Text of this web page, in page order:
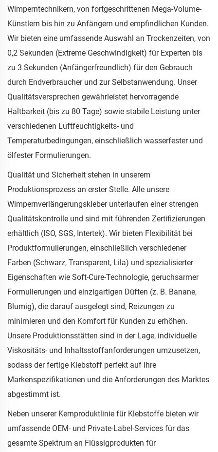
Wimperntechnikern, von fortgeschrittenen Mega-Volume-
Künstlern bis hin zu Anfängern und empfindlichen Kunden.
Wir bieten eine umfassende Auswahl an Trockenzeiten, von
0,2 Sekunden (Extreme Geschwindigkeit) für Experten bis
zu 3 Sekunden (Anfängerfreundlich) für den Gebrauch
durch Endverbraucher und zur Selbstanwendung. Unser
Qualitätsversprechen gewährleistet hervorragende
Haltbarkeit (bis zu 80 Tage) sowie stabile Leistung unter
verschiedenen Luftfeuchtigkeits- und
Temperaturbedingungen, einschließlich wasserfester und
ölfester Formulierungen.
Qualität und Sicherheit stehen in unserem
Produktionsprozess an erster Stelle. Alle unsere
Wimpernverlängerungskleber unterlaufen einer strengen
Qualitätskontrolle und sind mit führenden Zertifizierungen
erhältlich (ISO, SGS, Intertek). Wir bieten Flexibilität bei
Produktformulierungen, einschließlich verschiedener
Farben (Schwarz, Transparent, Lila) und spezialisierter
Eigenschaften wie Soft-Cure-Technologie, geruchsarmer
Formulierungen und einzigartigen Düften (z. B. Banane,
Blumig), die darauf ausgelegt sind, Reizungen zu
minimieren und den Komfort für Kunden zu erhöhen.
Unsere Produktionsstätten sind in der Lage, individuelle
Viskositäts- und Inhaltsstoffanforderungen umzusetzen,
sodass der fertige Klebstoff perfekt auf Ihre
Markenspezifikationen und die Anforderungen des Marktes
abgestimmt ist.
Neben unserer Kernproduktlinie für Klebstoffe bieten wir
umfassende OEM- und Private-Label-Services für das
gesamte Spektrum an Flüssigprodukten für